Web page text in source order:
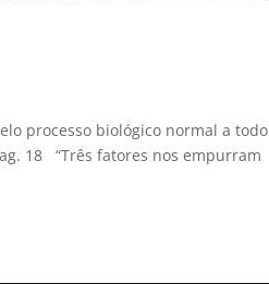
processo biológico normal a todo
18 “Três fatores nos empurram